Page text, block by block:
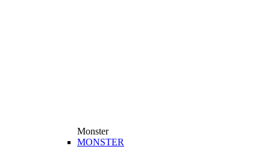
Monster
MONSTER